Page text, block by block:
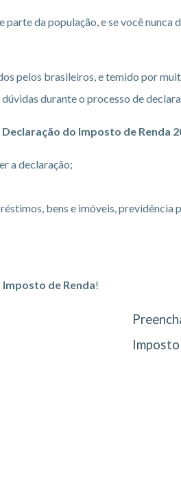
da população, e se você
pelos brasileiros, e temido por
durante o processo de
Declaração do Imposto de Renda
a declaração;
bens e imóveis, previdência
de Renda!